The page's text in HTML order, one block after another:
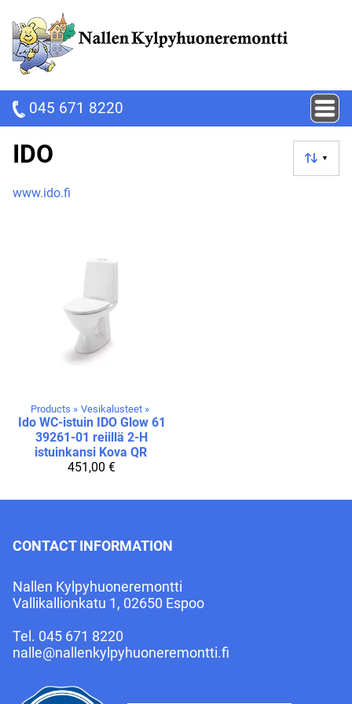
045 671 8220
▼
IDO
www.ido.fi
Products ‪» Vesikalusteet ‪»
Ido WC-istuin IDO Glow 61
39261-01 reiillä 2-H
istuinkansi Kova QR
451,00 €
CONTACT INFORMATION
Nallen Kylpyhuoneremontti
Vallikallionkatu 1, 02650 Espoo
Tel. 045 671 8220
nalle@nallenkylpyhuoneremontti.fi